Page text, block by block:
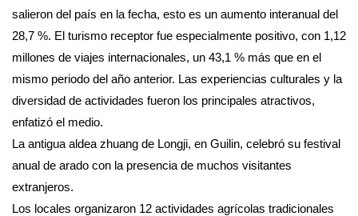
salieron del país en la fecha, esto es un aumento interanual del
28,7 %. El turismo receptor fue especialmente positivo, con 1,12
millones de viajes internacionales, un 43,1 % más que en el
mismo periodo del año anterior. Las experiencias culturales y la
diversidad de actividades fueron los principales atractivos,
enfatizó el medio.
La antigua aldea zhuang de Longji, en Guilin, celebró su festival
anual de arado con la presencia de muchos visitantes
extranjeros.
Los locales organizaron 12 actividades agrícolas tradicionales